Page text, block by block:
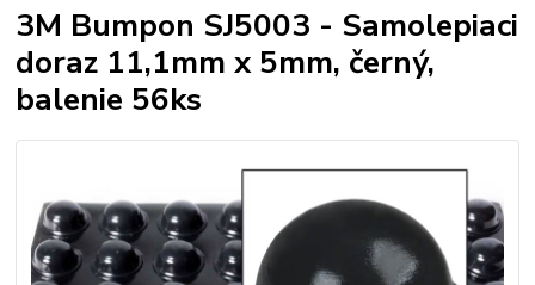
3M Bumpon SJ5003 - Samolepiaci
doraz 11,1mm x 5mm, černý,
balenie 56ks